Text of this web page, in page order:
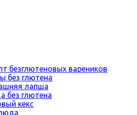
безглютеновых вареников
без глютена
лапша
без глютена
кекс